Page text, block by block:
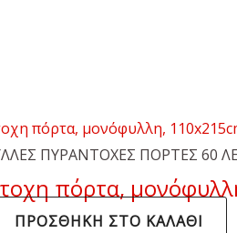
ΠΥΡΑΝΤΟΧΕΣ ΠΟΡΤΕΣ 60
πόρτα,
ΠΡΟΣΘΉΚΗ ΣΤΟ ΚΑΛΆΘΙ